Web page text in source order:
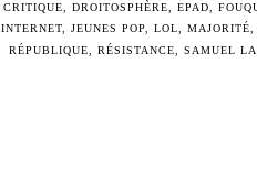
CRITIQUE
DROITOSPHÈRE EPAD
INTERNET, JEUNES POP LOL MAJORITÉ
RÉPUBLIQUE
RÉSISTANCE SAMUEL